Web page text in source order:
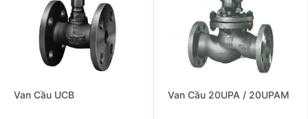
Van Cầu UCB Van Cầu 20UPA / 20UPAM